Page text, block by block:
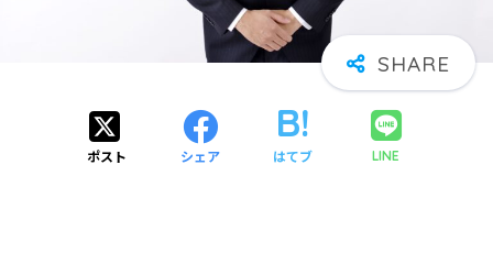
ポスト シェア はてブ LINE